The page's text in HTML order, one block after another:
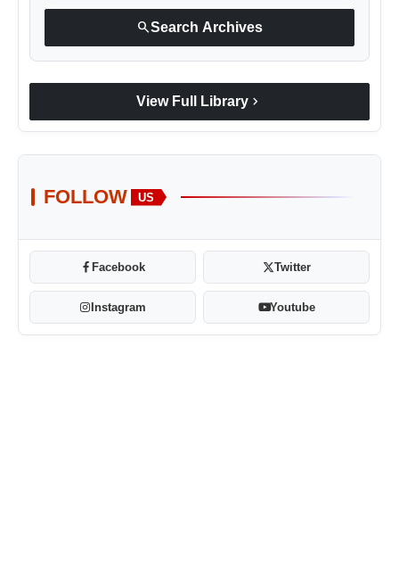
searchSearch Archives
View Full Library chevron_right
FOLLOW US
Facebook Twitter
Instagram Youtube